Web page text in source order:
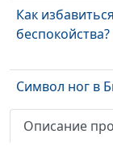
Как
беспокойства?
Символ ног в
Описание